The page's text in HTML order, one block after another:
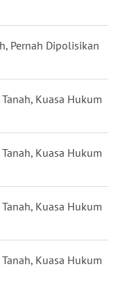
Pernah Dipolisikan
Kuasa Hukum
Kuasa Hukum
Kuasa Hukum
Kuasa Hukum